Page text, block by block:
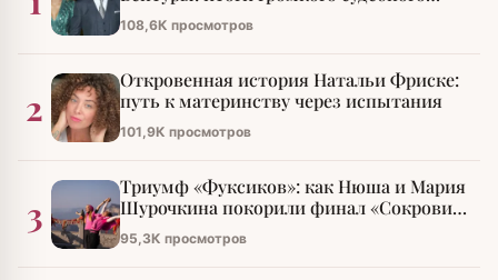
разбирательства
108,6К просмотров
2
Откровенная история Натальи Фриске:
путь к материнству через испытания
101,9К просмотров
3
Триумф «Фуксиков»: как Нюша и Мария
Шурочкина покорили финал «Сокровищ
императора»
95,3К просмотров